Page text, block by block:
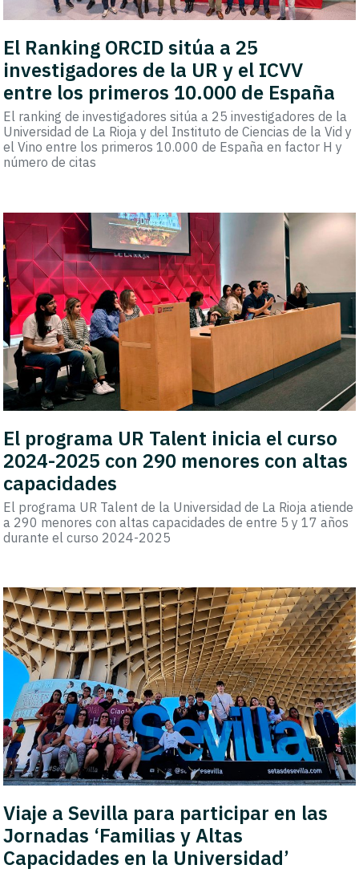
El Ranking ORCID sitúa a 25
investigadores de la UR y el ICVV
entre los primeros 10.000 de España
El ranking de investigadores sitúa a 25 investigadores de la
Universidad de La Rioja y del Instituto de Ciencias de la Vid y
el Vino entre los primeros 10.000 de España en factor H y
número de citas
El programa UR Talent inicia el curso
2024-2025 con 290 menores con altas
capacidades
El programa UR Talent de la Universidad de La Rioja atiende
a 290 menores con altas capacidades de entre 5 y 17 años
durante el curso 2024-2025
Viaje a Sevilla para participar en las
Jornadas ‘Familias y Altas
Capacidades en la Universidad’